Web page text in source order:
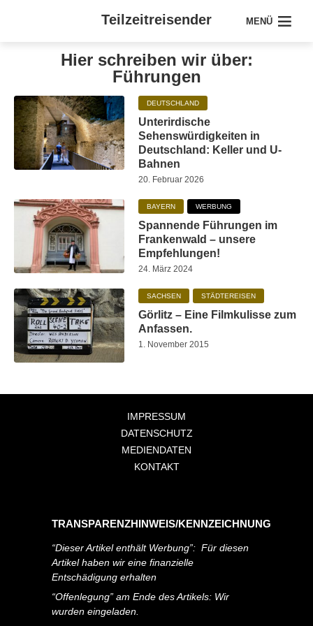
Teilzeitreisender MENÜ
Hier schreiben wir über:
Führungen
DEUTSCHLAND
Unterirdische
Sehenswürdigkeiten in
Deutschland: Keller und U-
Bahnen
20. Februar 2026
BAYERN WERBUNG
Spannende Führungen im
Frankenwald – unsere
Empfehlungen!
24. März 2024
SACHSEN STÄDTEREISEN
Görlitz – Eine Filmkulisse zum
Anfassen.
1. November 2015
IMPRESSUM
DATENSCHUTZ
MEDIENDATEN
KONTAKT
TRANSPARENZHINWEIS/KENNZEICHNUNG
“Dieser Artikel enthält Werbung”: Für diesen
Artikel haben wir eine finanzielle
Entschädigung erhalten
“Offenlegung” am Ende des Artikels: Wir
wurden eingeladen.